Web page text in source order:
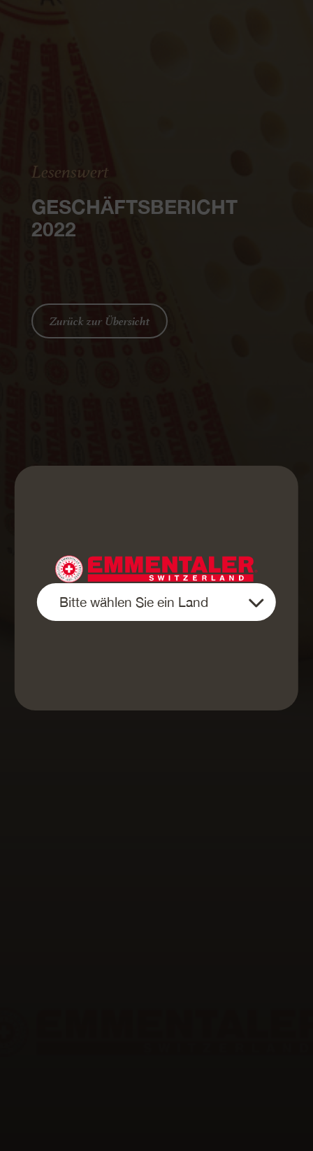
Lesenswert
GESCHÄFTSBERICHT
2022
Zurück zur Übersicht